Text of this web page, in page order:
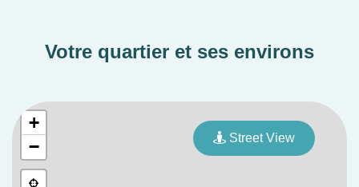
Votre quartier et ses environs
+
−
Street View